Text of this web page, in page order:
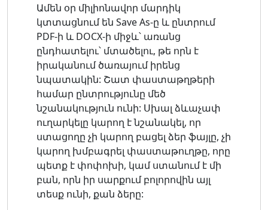
Ամեն օր միլիոնավոր մարդիկ
կտտացնում են Save As-ը և ընտրում
PDF-ի և DOCX-ի միջև՝ առանց
ընդհատելու՝ մտածելու, թե որն է
իրականում ծառայում իրենց
նպատակին: Շատ փաստաթղթերի
համար ընտրությունը մեծ
նշանակություն ունի: Սխալ ձևաչափ
ուղարկելը կարող է նշանակել, որ
ստացողը չի կարող բացել ձեր ֆայլը, չի
կարող խմբագրել փաստաթուղթը, որը
պետք է փոփոխի, կամ ստանում է մի
բան, որն իր սարքում բոլորովին այլ
տեսք ունի, քան ձերը: